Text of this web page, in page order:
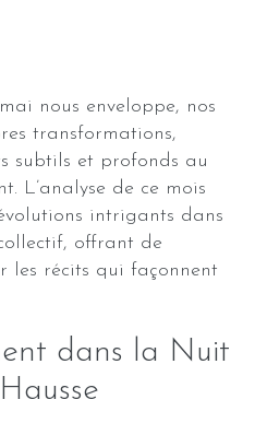
nous enveloppe, nos
transformations,
subtils et profonds au
L’analyse de ce mois
intrigants dans
offrant de
les récits qui façonnent
dans la Nuit